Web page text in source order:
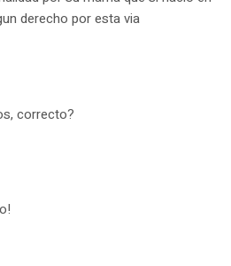
derecho por esta via
correcto?